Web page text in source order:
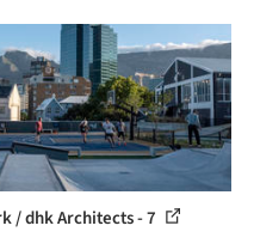
/ dhk Architects - 7